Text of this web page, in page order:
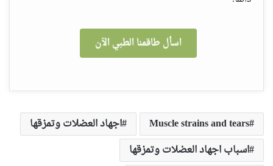
اسأل طاقمنا الطبي الآن
Muscle strains and tears
اجهاد العضلات وتمزقها
اسباب اجهاد العضلات وتمزقها